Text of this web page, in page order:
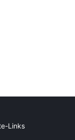
Links